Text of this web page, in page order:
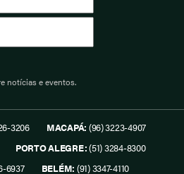
notícias e eventos.
3206 MACAPÁ: (96) 3223-4907
PORTO ALEGRE:(51) 3284-8300
6937 BELÉM: (91) 3347-4110